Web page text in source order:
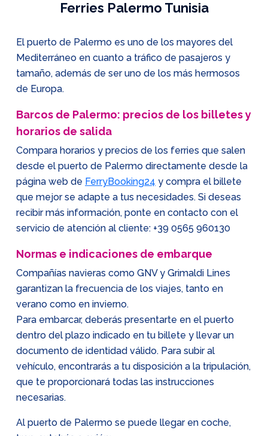
Ferries Palermo Tunisia
El puerto de Palermo es uno de los mayores del
Mediterráneo en cuanto a tráfico de pasajeros y
tamaño, además de ser uno de los más hermosos
de Europa.
Barcos de Palermo: precios de los billetes y
horarios de salida
Compara horarios y precios de los ferries que salen
desde el puerto de Palermo directamente desde la
página web de FerryBooking24 y compra el billete
que mejor se adapte a tus necesidades. Si deseas
recibir más información, ponte en contacto con el
servicio de atención al cliente: +39 0565 960130
Normas e indicaciones de embarque
Compañías navieras como GNV y Grimaldi Lines
garantizan la frecuencia de los viajes, tanto en
verano como en invierno.
Para embarcar, deberás presentarte en el puerto
dentro del plazo indicado en tu billete y llevar un
documento de identidad válido. Para subir al
vehículo, encontrarás a tu disposición a la tripulación,
que te proporcionará todas las instrucciones
necesarias.
Al puerto de Palermo se puede llegar en coche,